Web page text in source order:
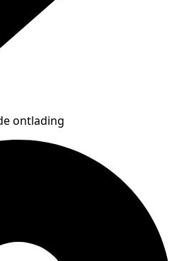
ontlading